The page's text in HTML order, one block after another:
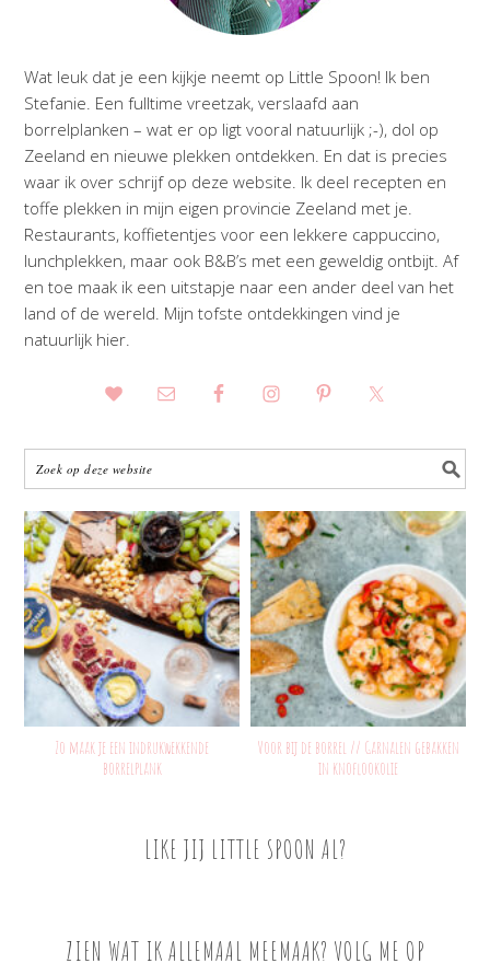
Wat leuk dat je een kijkje neemt op Little Spoon! Ik ben
Stefanie. Een fulltime vreetzak, verslaafd aan
borrelplanken – wat er op ligt vooral natuurlijk ;-), dol op
Zeeland en nieuwe plekken ontdekken. En dat is precies
waar ik over schrijf op deze website. Ik deel recepten en
toffe plekken in mijn eigen provincie Zeeland met je.
Restaurants, koffietentjes voor een lekkere cappuccino,
lunchplekken, maar ook B&B’s met een geweldig ontbijt. Af
en toe maak ik een uitstapje naar een ander deel van het
land of de wereld. Mijn tofste ontdekkingen vind je
natuurlijk hier.
Zo maak je een indrukwekkende
borrelplank
Voor bij de borrel // Garnalen gebakken
in knoflookolie
LIKE JIJ LITTLE SPOON AL?
ZIEN WAT IK ALLEMAAL MEEMAAK? VOLG ME OP